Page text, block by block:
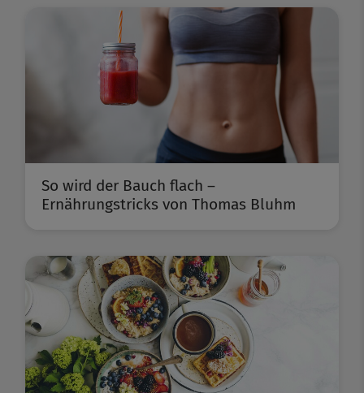
So wird der Bauch flach –
Ernährungstricks von Thomas Bluhm